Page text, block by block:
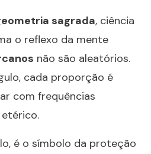
sagrada, ciência
o reflexo da mente
não são aleatórios.
cada proporção é
com frequências
é o símbolo da proteção